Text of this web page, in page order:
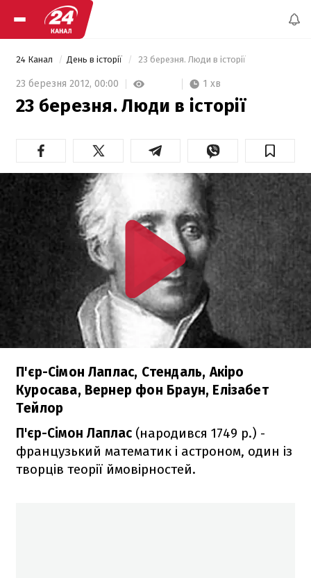
24 Канал День в історії 23 березня. Люди в історії
23 березня 2012, 00:00 1 хв
23 березня. Люди в історії
П'єр-Сімон Лаплас, Стендаль, Акіро
Куросава, Вернер фон Браун, Елізабет
Тейлор
П'єр-Сімон Лаплас (народився 1749 р.) -
французький математик і астроном, один із
творців теорії ймовірностей.